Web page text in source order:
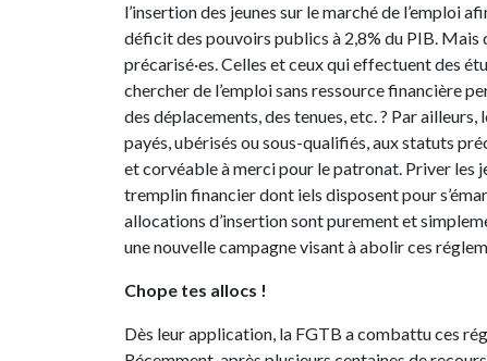
l’insertion des jeunes sur le marché de l’emploi
déficit des pouvoirs publics à 2,8% du PIB. Mais
précarisé·es. Celles et ceux qui effectuent des
chercher de l’emploi sans ressource financière
des déplacements, des tenues, etc. ? Par
payés, ubérisés ou sous-qualifiés, aux statuts
et corvéable à merci pour le patronat. Priver les
tremplin financier dont iels disposent pour
allocations d’insertion sont purement et
une nouvelle campagne visant à abolir ces
Chope tes allocs !
Dès leur application, la FGTB a combattu ces